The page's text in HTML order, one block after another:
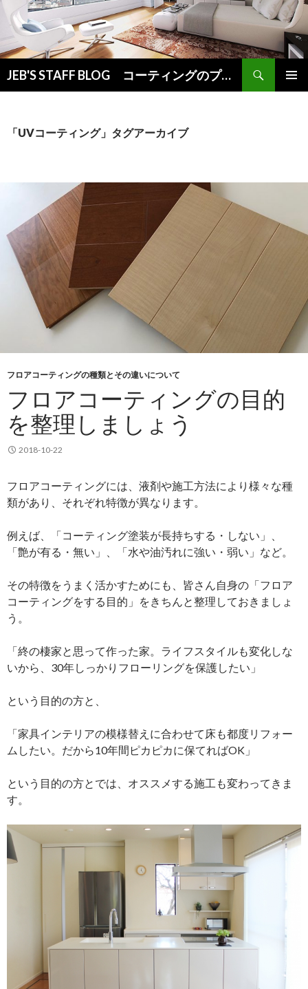
JEB'S STAFF BLOG コーティングのプロが教えるお役立ち情報
索
ン「UVコーティング」タグアーカイブ
フロアコーティングの種類とその違いについて
フロアコーティングの目的
を整理しましょう
2018-10-22
フロアコーティングには、液剤や施工方法により様々な種
類があり、それぞれ特徴が異なります。
例えば、「コーティング塗装が長持ちする・しない」、
「艶が有る・無い」、「水や油汚れに強い・弱い」など。
その特徴をうまく活かすためにも、皆さん自身の「フロア
コーティングをする目的」をきちんと整理しておきましょ
う。
「終の棲家と思って作った家。ライフスタイルも変化しな
いから、30年しっかりフローリングを保護したい」
という目的の方と、
「家具インテリアの模様替えに合わせて床も都度リフォー
ムしたい。だから10年間ピカピカに保てればOK」
という目的の方とでは、オススメする施工も変わってきま
す。